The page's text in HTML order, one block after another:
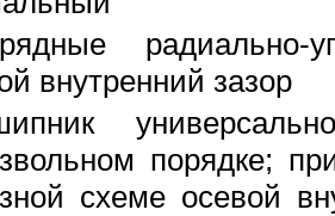
радиально-
внутренний зазор
порядке;
схеме осевой